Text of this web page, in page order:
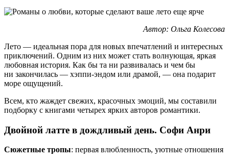
Автор: Ольга Колесова
Лето — идеальная пора для новых впечатлений и интересных
приключений. Одним из них может стать волнующая, яркая
любовная история. Как бы та ни развивалась и чем бы
ни закончилась — хэппи-эндом или драмой, — она подарит
море ощущений.
Всем, кто жаждет свежих, красочных эмоций, мы составили
подборку с книгами четырех ярких авторов романтики.
Двойной латте в дождливый день. Софи Анри
Сюжетные тропы: первая влюбленность, уютные отношения